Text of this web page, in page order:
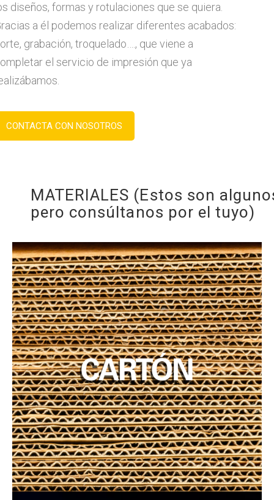
diseños, formas y rotulaciones que se quiera.
a él podemos realizar diferentes acabados:
grabación, troquelado…., que viene a
el servicio de impresión que ya
CONTACTA CON NOSOTROS
MATERIALES (Estos son
pero consúltanos por el tuyo)